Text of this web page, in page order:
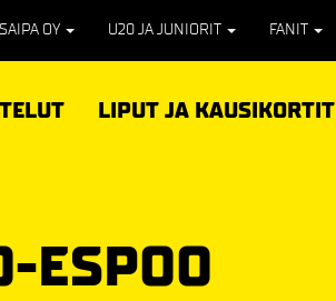
OY U20 JA JUNIORIT FANIT
LIPUT JA KAUSIKORTIT
ESPOO